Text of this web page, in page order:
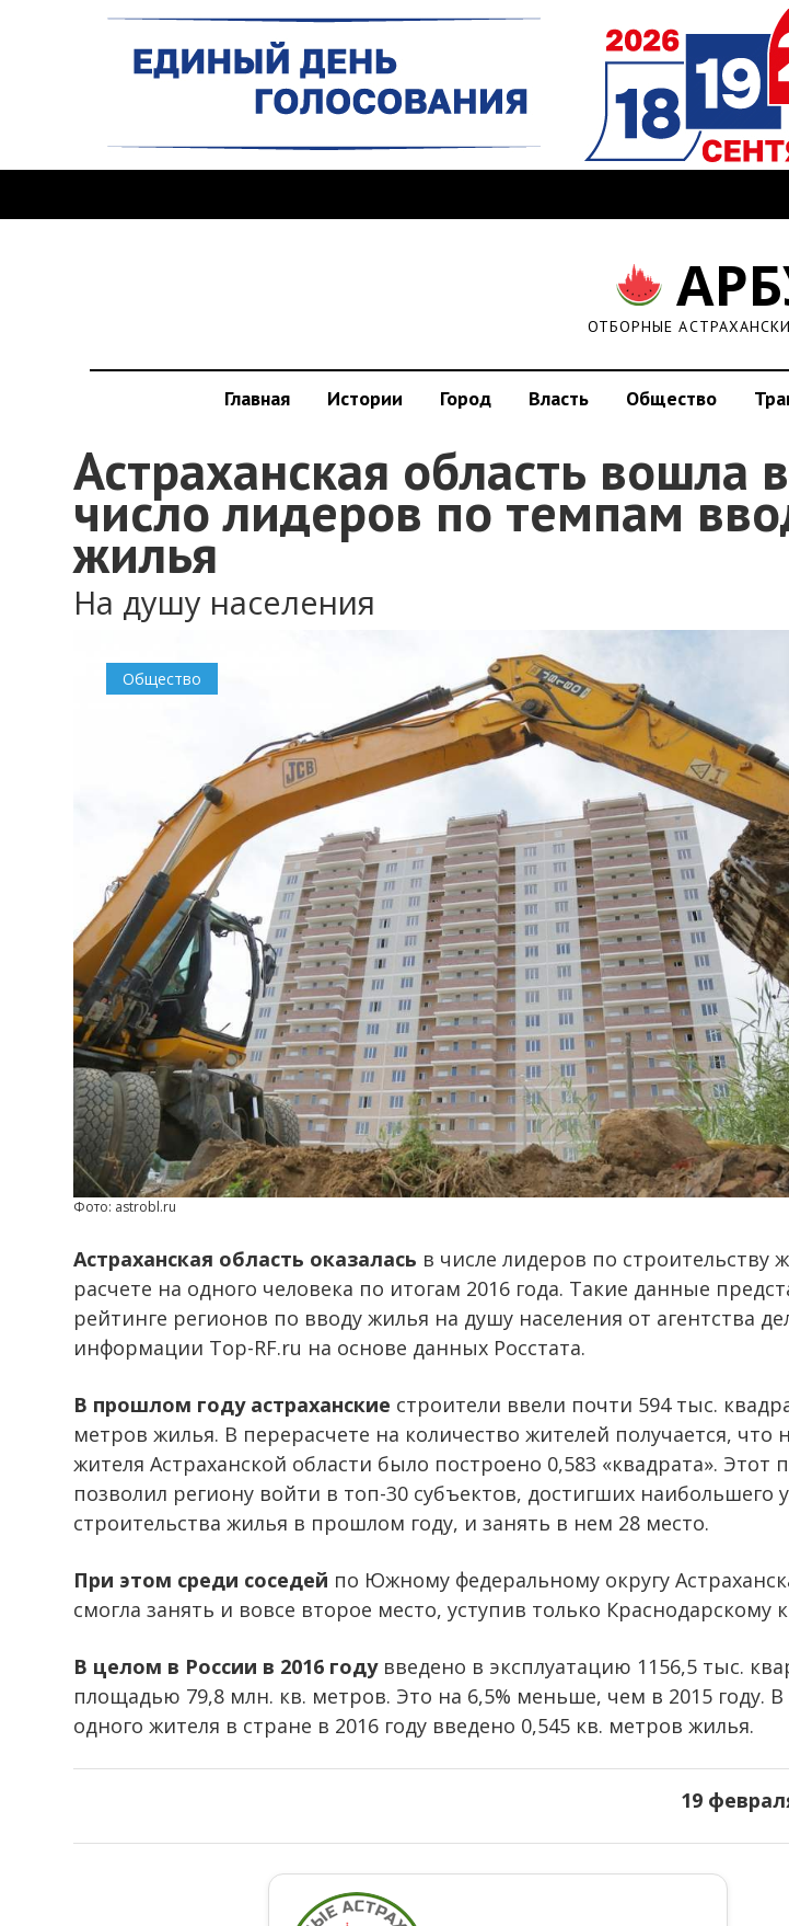
ОТБОРНЫЕ
Главная Истории Город Власть Общество
Астраханская область вошла в
число лидеров по темпам
жилья
На душу населения
0
Общество
Фото: astrobl.ru
Астраханская область оказалась в числе лидеров по строительству
расчете на одного человека по итогам 2016 года. Такие данные
рейтинге регионов по вводу жилья на душу населения от агентства
информации Top-RF.ru на основе данных Росстата.
В прошлом году астраханские строители ввели почти 594 тыс.
метров жилья. В перерасчете на количество жителей получается, что
жителя Астраханской области было построено 0,583 «квадрата». Этот
позволил региону войти в топ-30 субъектов, достигших наибольшего
строительства жилья в прошлом году, и занять в нем 28 место.
При этом среди соседей по Южному федеральному округу
смогла занять и вовсе второе место, уступив только Краснодарскому
В целом в России в 2016 годувведено в эксплуатацию 1156,5 тыс.
площадью 79,8 млн. кв. метров. Это на 6,5% меньше, чем в 2015 году. В
одного жителя в стране в 2016 году введено 0,545 кв. метров жилья.
19